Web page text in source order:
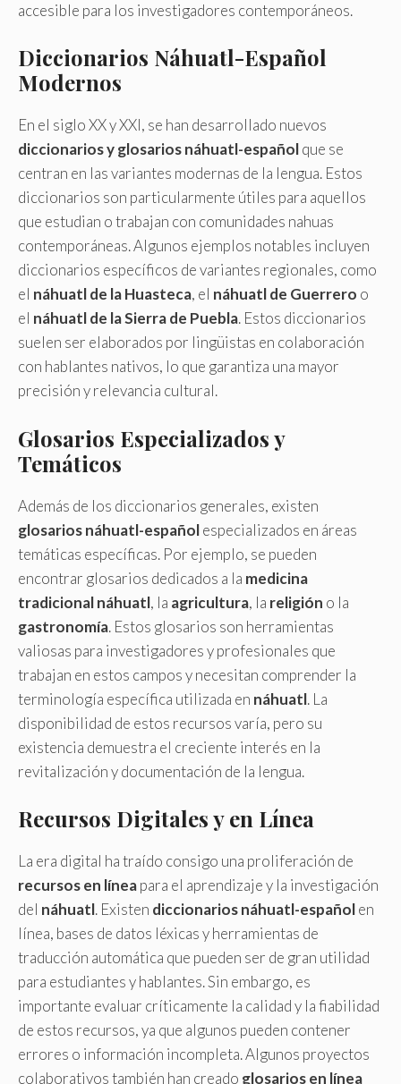
accesible para los investigadores contemporáneos.
Diccionarios Náhuatl-Español
Modernos
En el siglo XX y XXI, se han desarrollado nuevos
diccionarios y glosarios náhuatl-españolque se
centran en las variantes modernas de la lengua. Estos
diccionarios son particularmente útiles para aquellos
que estudian o trabajan con comunidades nahuas
contemporáneas. Algunos ejemplos notables incluyen
diccionarios específicos de variantes regionales, como
el náhuatl de la Huasteca, el náhuatl de Guerrero o
el náhuatl de la Sierra de Puebla. Estos diccionarios
suelen ser elaborados por lingüistas en colaboración
con hablantes nativos, lo que garantiza una mayor
precisión y relevancia cultural.
Glosarios Especializados y
Temáticos
Además de los diccionarios generales, existen
glosarios náhuatl-españolespecializados en áreas
temáticas específicas. Por ejemplo, se pueden
encontrar glosarios dedicados a la medicina
tradicional náhuatl, la agricultura, la religión o la
gastronomía. Estos glosarios son herramientas
valiosas para investigadores y profesionales que
trabajan en estos campos y necesitan comprender la
terminología específica utilizada en náhuatl. La
disponibilidad de estos recursos varía, pero su
existencia demuestra el creciente interés en la
revitalización y documentación de la lengua.
Recursos Digitales y en Línea
La era digital ha traído consigo una proliferación de
recursos en líneapara el aprendizaje y la investigación
del náhuatl. Existen diccionarios náhuatl-españolen
línea, bases de datos léxicas y herramientas de
traducción automática que pueden ser de gran utilidad
para estudiantes y hablantes. Sin embargo, es
importante evaluar críticamente la calidad y la fiabilidad
de estos recursos, ya que algunos pueden contener
errores o información incompleta. Algunos proyectos
colaborativos también han creado glosarios en línea